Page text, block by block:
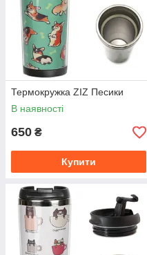
Термокружка ZIZ Песики
В наявності
650 ₴
Купити